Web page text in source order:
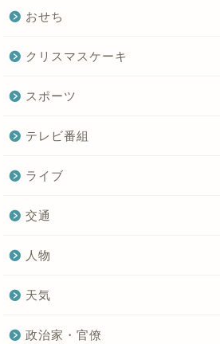
おせち
クリスマスケーキ
スポーツ
テレビ番組
ライブ
交通
人物
天気
政治家・官僚